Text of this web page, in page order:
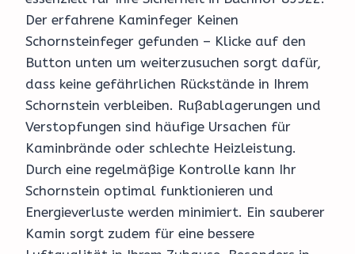
Der erfahrene Kaminfeger Keinen
Schornsteinfeger gefunden – Klicke auf den
Button unten um weiterzusuchen sorgt dafür,
dass keine gefährlichen Rückstände in Ihrem
Schornstein verbleiben. Rußablagerungen und
Verstopfungen sind häufige Ursachen für
Kaminbrände oder schlechte Heizleistung.
Durch eine regelmäßige Kontrolle kann Ihr
Schornstein optimal funktionieren und
Energieverluste werden minimiert. Ein sauberer
Kamin sorgt zudem für eine bessere